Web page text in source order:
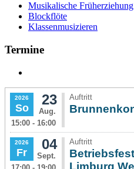
Musikalische Früherziehung
Blockflöte
Klassenmusizieren
Termine